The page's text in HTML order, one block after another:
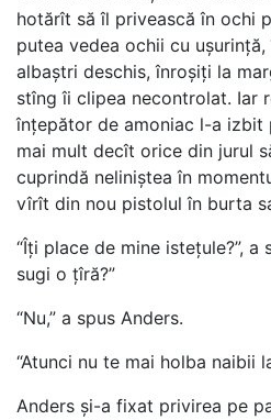
hotărît să îl privească în ochi
putea vedea ochii cu
albaștri deschis, înroșiți la
stîng îi clipea necontrolat. Iar
înțepător de amoniac l-a izbit
mai mult decît orice din jurul
cuprindă neliniștea în
vîrît din nou pistolul în burta
“Îți place de mine istețule?”, a
sugi o țîră?”
“Nu,” a spus Anders.
“Atunci nu te mai holba naibii
Anders și-a fixat privirea pe